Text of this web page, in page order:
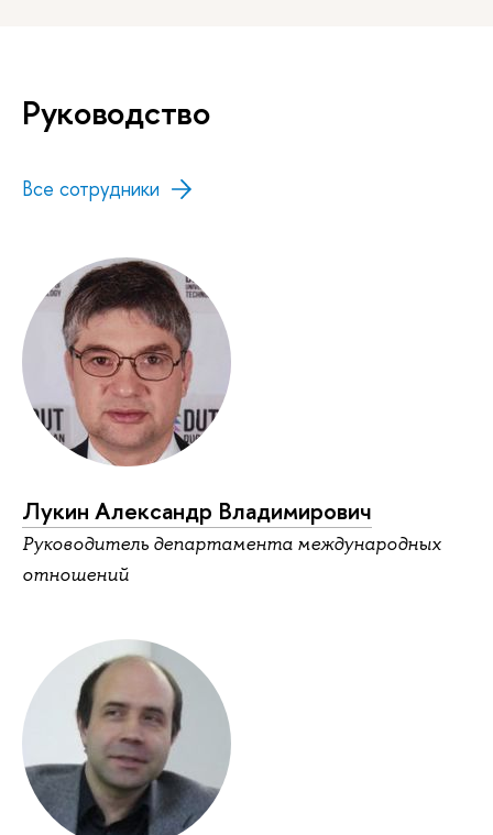
Руководство
Все сотрудники
Лукин Александр Владимирович
Руководитель департамента международных
отношений